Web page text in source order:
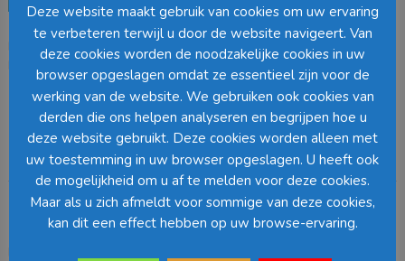
Decorations
Gras
Kunstplant
Groen
aantal
8718861050776 SKU: 1005549 Categorie:
Grassen
Loading...
Barcode:
Beschrijving
Beschrijving
Deze website maakt gebruik van cookies om uw ervaring
te verbeteren terwijl u door de website navigeert. Van
deze cookies worden de noodzakelijke cookies in uw
browser opgeslagen omdat ze essentieel zijn voor de
werking van de website. We gebruiken ook cookies van
derden die ons helpen analyseren en begrijpen hoe u
deze website gebruikt. Deze cookies worden alleen met
uw toestemming in uw browser opgeslagen. U heeft ook
de mogelijkheid om u af te melden voor deze cookies.
Maar als u zich afmeldt voor sommige van deze cookies,
kan dit een effect hebben op uw browse-ervaring.